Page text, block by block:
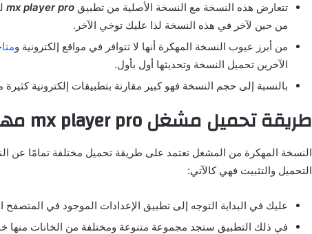
تتعارض هذه النسخة مع النسخة الأصلية من تطبيق mx player pro
من حين لآخر في هذه النسخة لذا عليك توخي الآخر.
من أبرز عيوب النسخة المهكرة أنها لا تتوافر في مواقع إلكترونية و
الآخرين تحميل النسخة وتحديثها أول بأول.
بالنسبة إلى حجم النسخة فهو كبير مقارنة بتطبيقات إلكترونية
طريقة تحميل مشغلmx player pro
النسخة المهكرة من المشغل تعتمد على طريقة تحميل مختلفة تمامًا عن
التحميل والتثبيت فهي كالآتي:
عليك في البداية التوجه إلى تطبيق الإعدادات الموجود في
في ذلك التطبيق ستجد مجموعة متنوعة ومختلفة من الخانات منها